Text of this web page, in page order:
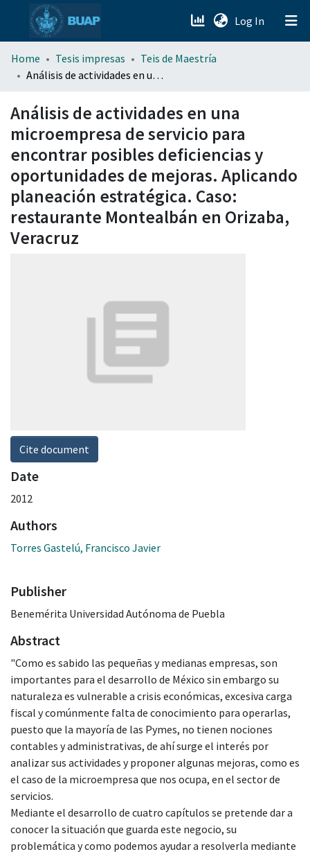
Log In (current)
menu.section.about_menu
Home Tesis impresas
Teis de Maestría
Análisis de actividades en una microempresa de servicio para encontrar posibles deficiencias y oportunidades de mejoras. Aplicando planeación estratégica. Caso: restaurante Montealbán en Orizaba, Veracruz
Análisis de actividades en una
microempresa de servicio para
encontrar posibles deficiencias y
oportunidades de mejoras. Aplicando
planeación estratégica. Caso:
restaurante Montealbán en Orizaba,
Veracruz
Cite document
Date
2012
Authors
Torres Gastelú, Francisco Javier
Publisher
Benemérita Universidad Autónoma de Puebla
Abstract
"Como es sabido las pequeñas y medianas empresas, son
importantes para el desarrollo de México sin embargo su
naturaleza es vulnerable a crisis económicas, excesiva carga
fiscal y comúnmente falta de conocimiento para operarlas,
puesto que la mayoría de las Pymes, no tienen nociones
contables y administrativas, de ahí surge el interés por
analizar sus actividades y proponer algunas mejoras, como es
el caso de la microempresa que nos ocupa, en el sector de
servicios.
Mediante el desarrollo de cuatro capítulos se pretende dar a
conocer la situación que guarda este negocio, su
problemática y como podemos ayudar a resolverla mediante